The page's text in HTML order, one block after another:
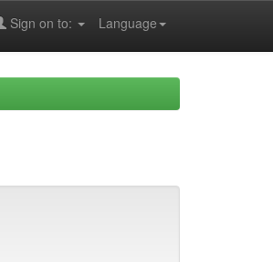
Language
Sign on to: